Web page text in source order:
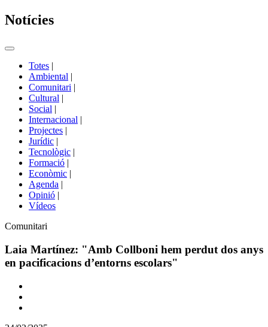
Notícies
Commutador
portals
Totes |
Ambiental |
Comunitari |
Cultural |
Social |
Internacional |
Projectes |
Jurídic |
Tecnològic |
Formació |
Econòmic |
Agenda |
Opinió |
Vídeos
Àmbit
la
Comunitari
Laia Martínez: "Amb Collboni hem perdut dos anys
en pacificacions d’entorns escolars"
Comparteix